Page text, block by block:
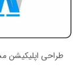
طراحی اپلیکیشن